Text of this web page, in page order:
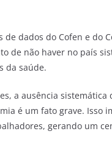
dados do Cofen e do
de não haver no país
da saúde.
a ausência
é um fato grave. Isso
gerando um